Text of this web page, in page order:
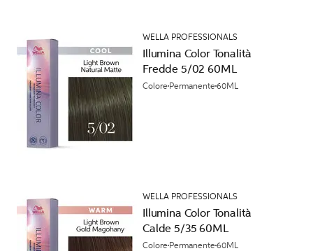
WELLA PROFESSIONALS
Illumina Color Tonalità
Fredde 5/02 60ML
Colore Permanente60ML
WELLA PROFESSIONALS
Illumina Color Tonalità
Calde 5/35 60ML
Colore Permanente60ML